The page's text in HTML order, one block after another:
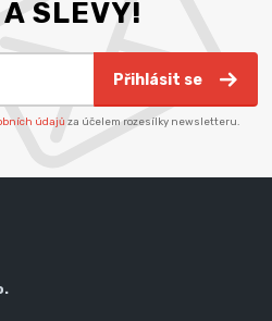
SLEVY!
Přihlásit se
údajů za účelem rozesílky newsletteru.